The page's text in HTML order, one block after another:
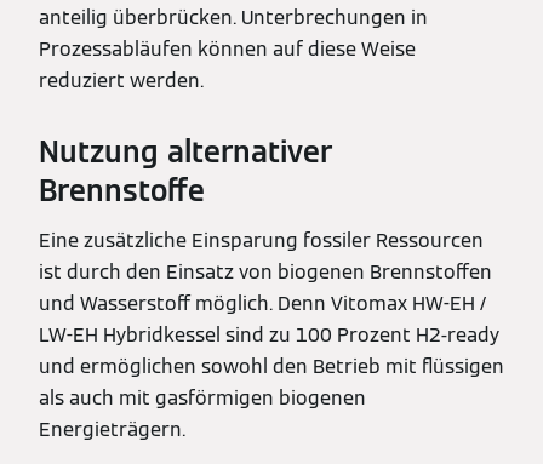
anteilig überbrücken. Unterbrechungen in
Prozessabläufen können auf diese Weise
reduziert werden.
Nutzung alternativer
Brennstoffe
Eine zusätzliche Einsparung fossiler Ressourcen
ist durch den Einsatz von biogenen Brennstoffen
und Wasserstoff möglich. Denn Vitomax HW-EH /
LW-EH Hybridkessel sind zu 100 Prozent H2-ready
und ermöglichen sowohl den Betrieb mit flüssigen
als auch mit gasförmigen biogenen
Energieträgern.